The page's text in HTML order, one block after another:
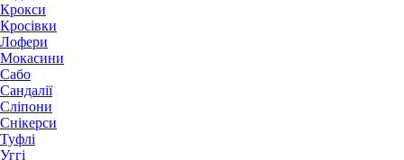
Крокси
Кросівки
Лофери
Мокасини
Сабо
Сандалії
Сліпони
Снікерси
Туфлі
Уггі